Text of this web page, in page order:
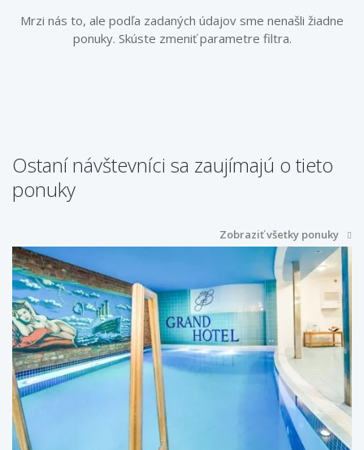
Mrzi nás to, ale podľa zadaných údajov sme nenašli žiadne
ponuky. Skúste zmeniť parametre filtra.
Ostaní návštevníci sa zaujímajú o tieto
ponuky
Zobraziť všetky ponuky